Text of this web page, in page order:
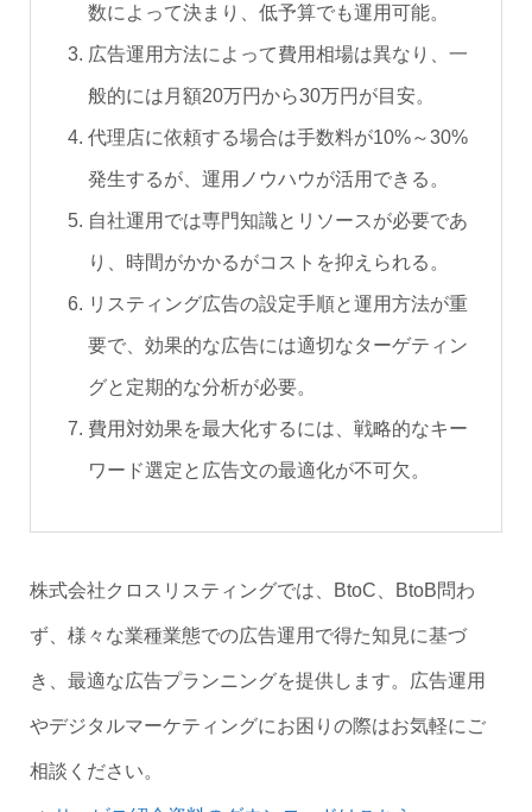
数によって決まり、低予算でも運用可能。
広告運用方法によって費用相場は異なり、一
般的には月額20万円から30万円が目安。
代理店に依頼する場合は手数料が10%～30%
発生するが、運用ノウハウが活用できる。
自社運用では専門知識とリソースが必要であ
り、時間がかかるがコストを抑えられる。
リスティング広告の設定手順と運用方法が重
要で、効果的な広告には適切なターゲティン
グと定期的な分析が必要。
費用対効果を最大化するには、戦略的なキー
ワード選定と広告文の最適化が不可欠。
株式会社クロスリスティングでは、BtoC、BtoB問わ
ず、様々な業種業態での広告運用で得た知見に基づ
き、最適な広告プランニングを提供します。広告運用
やデジタルマーケティングにお困りの際はお気軽にご
相談ください。